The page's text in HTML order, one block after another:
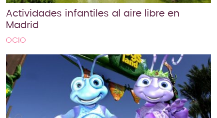
Actividades infantiles al aire libre en
Madrid
OCIO